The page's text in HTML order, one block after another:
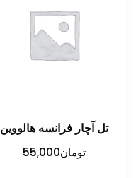
تل آچار فرانسه هالووین
تومان55,000